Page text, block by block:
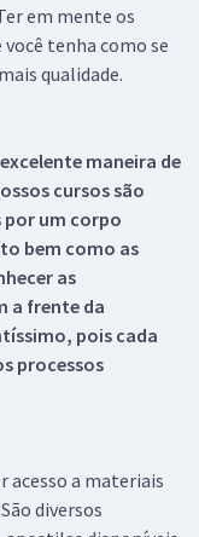
em mente os
tenha como se
qualidade.
maneira de
cursos são
um corpo
bem como as
as
a frente da
pois cada
processos
acesso a materiais
diversos